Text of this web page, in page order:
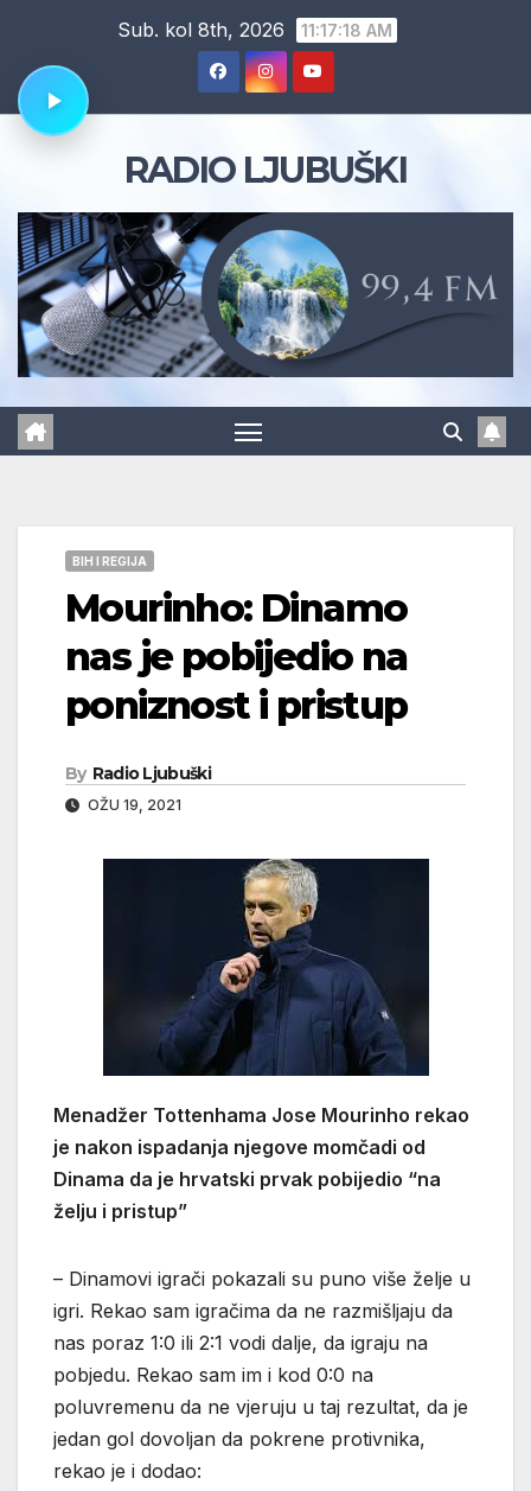
content
Sub. kol 8th, 2026 11:17:19 AM
RADIO LJUBUŠKI
BIH I REGIJA
Mourinho: Dinamo
nas je pobijedio na
poniznost i pristup
By Radio Ljubuški
OŽU 19, 2021
Menadžer Tottenhama Jose Mourinho rekao
je nakon ispadanja njegove momčadi od
Dinama da je hrvatski prvak pobijedio “na
želju i pristup”
– Dinamovi igrači pokazali su puno više želje u
igri. Rekao sam igračima da ne razmišljaju da
nas poraz 1:0 ili 2:1 vodi dalje, da igraju na
pobjedu. Rekao sam im i kod 0:0 na
poluvremenu da ne vjeruju u taj rezultat, da je
jedan gol dovoljan da pokrene protivnika,
rekao je i dodao: